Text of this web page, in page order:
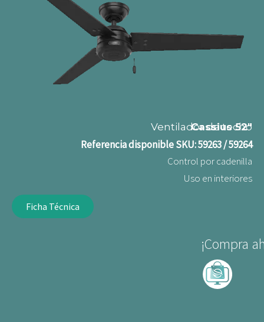
Ventilador de techo
Cassius 52"
Referencia disponibleSKU: 59263 / 59264
Control por cadenilla
Uso en interiores
Ficha Técnica
¡Compra